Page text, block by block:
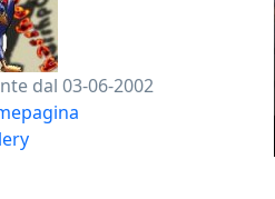
dal 03-06-2002